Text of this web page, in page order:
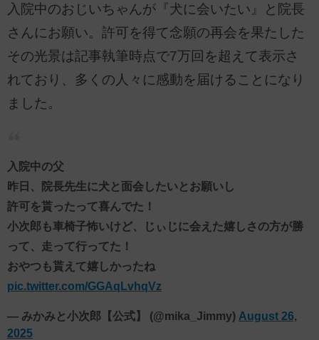
入院中のおじいちゃんが『犬に会いたい』と院長
さんにお願い。許可を得て念願の再会を果たした
その光景は記事執筆時点で7万回を超えて表示さ
れており、多くの人々に感動を届けることになり
ました。
入院中の父
昨日、院長先生に犬と面会したいとお願いし
許可を貰ったって喜んでた！
小次郎も車椅子怖いけど、じぃじに会えた嬉しさの方が勝
って、走って行ってた！
おやつも貰えて嬉しかったね
pic.twitter.com/GGAqLvhqVz
— みかみと小次郎【公式】 (@mika_Jimmy) August 26,
2025